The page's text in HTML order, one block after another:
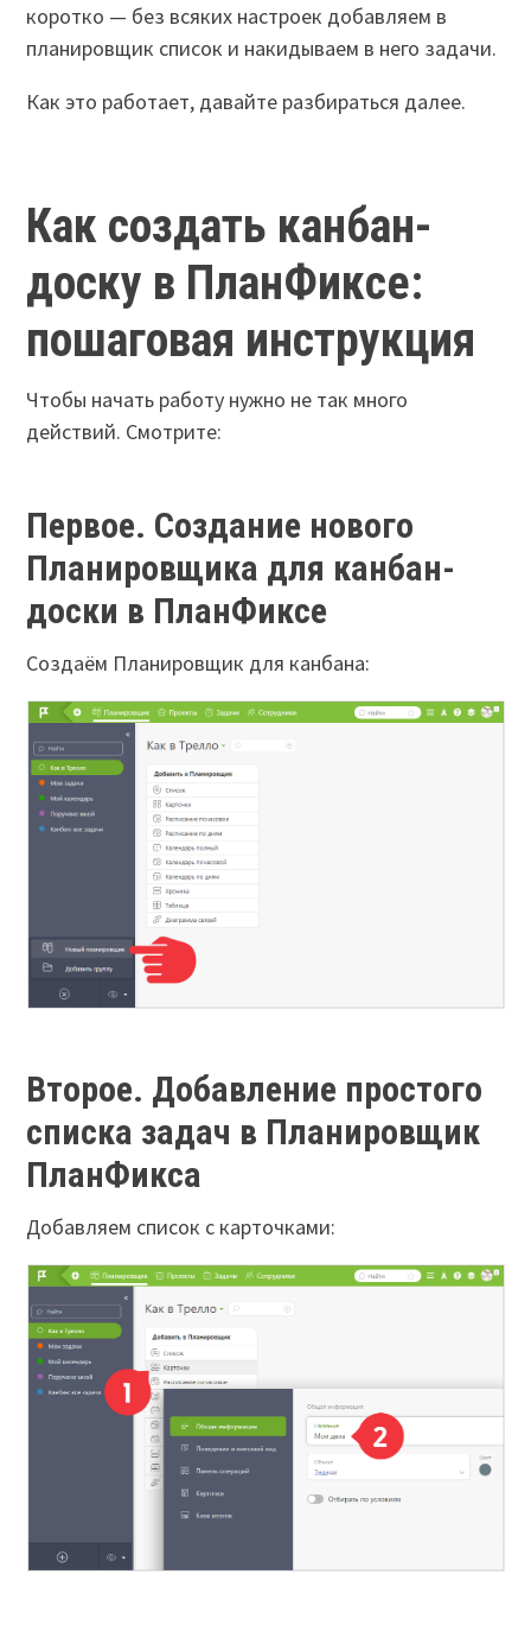
коротко — без всяких настроек добавляем в
планировщик список и накидываем в него задачи.
Как это работает, давайте разбираться далее.
Как создать канбан-
доску в ПланФиксе:
пошаговая инструкция
Чтобы начать работу нужно не так много
действий. Смотрите:
Первое. Создание нового
Планировщика для канбан-
доски в ПланФиксе
Создаём Планировщик для канбана:
Второе. Добавление простого
списка задач в Планировщик
ПланФикса
Добавляем список с карточками: